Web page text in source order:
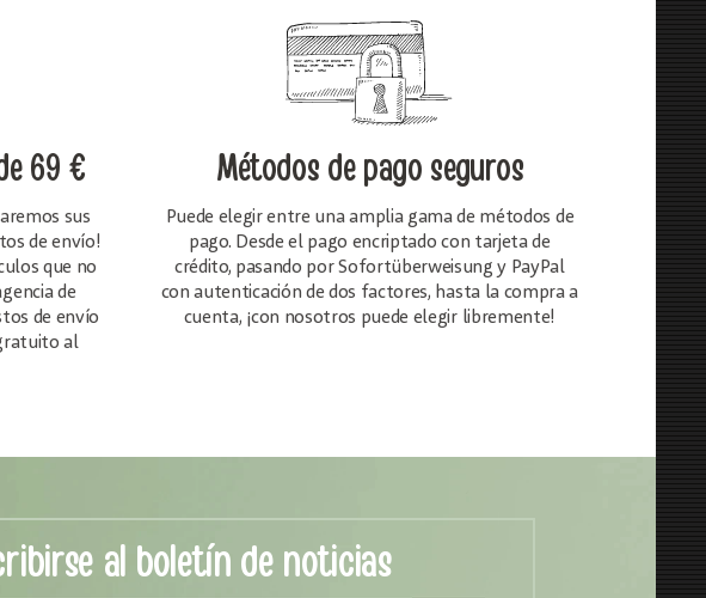
69 €
sus
de envío!
que no
de
de envío
al
Métodos de pago seguros
Puede elegir entre una amplia gama de métodos de
pago. Desde el pago encriptado con tarjeta de
crédito, pasando por Sofortüberweisung y PayPal
con autenticación de dos factores, hasta la compra a
cuenta, ¡con nosotros puede elegir libremente!
al boletín de noticias